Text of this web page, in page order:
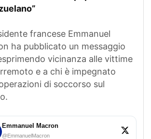
francese Emmanuel
ha pubblicato un messaggio
vicinanza alle vittime
e a chi è impegnato
di soccorso sul
Emmanuel Macron
@EmmanuelMacron